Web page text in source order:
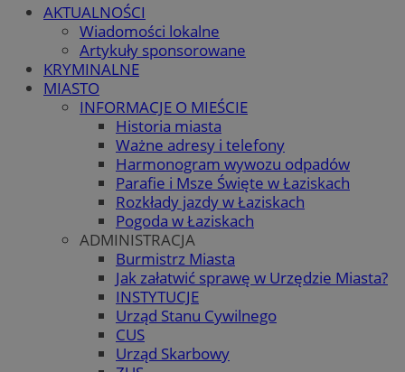
AKTUALNOŚCI
Wiadomości lokalne
Artykuły sponsorowane
KRYMINALNE
MIASTO
INFORMACJE O MIEŚCIE
Historia miasta
Ważne adresy i telefony
Harmonogram wywozu odpadów
Parafie i Msze Święte w Łaziskach
Rozkłady jazdy w Łaziskach
Pogoda w Łaziskach
ADMINISTRACJA
Burmistrz Miasta
Jak załatwić sprawę w Urzędzie Miasta?
INSTYTUCJE
Urząd Stanu Cywilnego
CUS
Urząd Skarbowy